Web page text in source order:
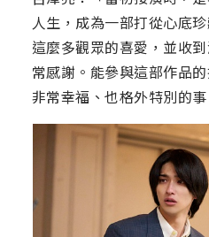
人生，成為一部打從心底
這麼多觀眾的喜愛，並收
常感謝。能參與這部作品
非常幸福、也格外特別的事